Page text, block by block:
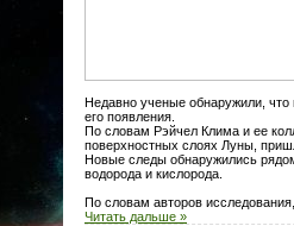
Недавно ученые обнаружили,
его появления.
По словам Рэйчел Клима и ее
поверхностных слоях Луны,
Новые следы обнаружились
водорода и кислорода.
По словам авторов
Читать дальше »